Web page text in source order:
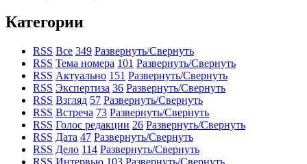
Категории
RSS Все 349 Развернуть/Свернуть
RSS Тема номера 101 Развернуть/Свернуть
RSS Актуально 151 Развернуть/Свернуть
RSS Экспертиза 36 Развернуть/Свернуть
RSS Взгляд 57 Развернуть/Свернуть
RSS Встреча 73 Развернуть/Свернуть
RSS Голос редакции 26 Развернуть/Свернуть
RSS Дата 47 Развернуть/Свернуть
RSS Дело 114 Развернуть/Свернуть